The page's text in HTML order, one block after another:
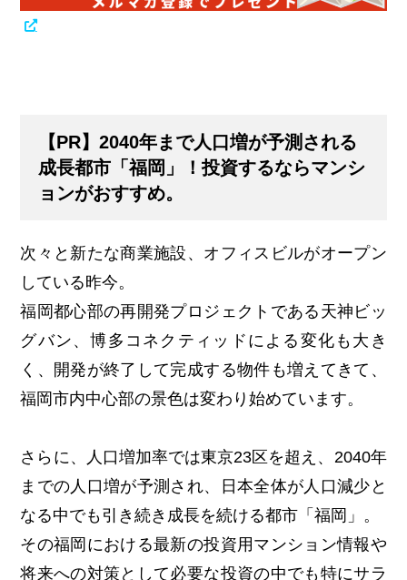
【PR】2040年まで人口増が予測される
成長都市「福岡」！投資するならマンシ
ョンがおすすめ。
次々と新たな商業施設、オフィスビルがオープン
している昨今。
福岡都心部の再開発プロジェクトである天神ビッ
グバン、博多コネクティッドによる変化も大き
く、開発が終了して完成する物件も増えてきて、
福岡市内中心部の景色は変わり始めています。
さらに、人口増加率では東京23区を超え、2040年
までの人口増が予測され、日本全体が人口減少と
なる中でも引き続き成長を続ける都市「福岡」。
その福岡における最新の投資用マンション情報や
将来への対策として必要な投資の中でも特にサラ